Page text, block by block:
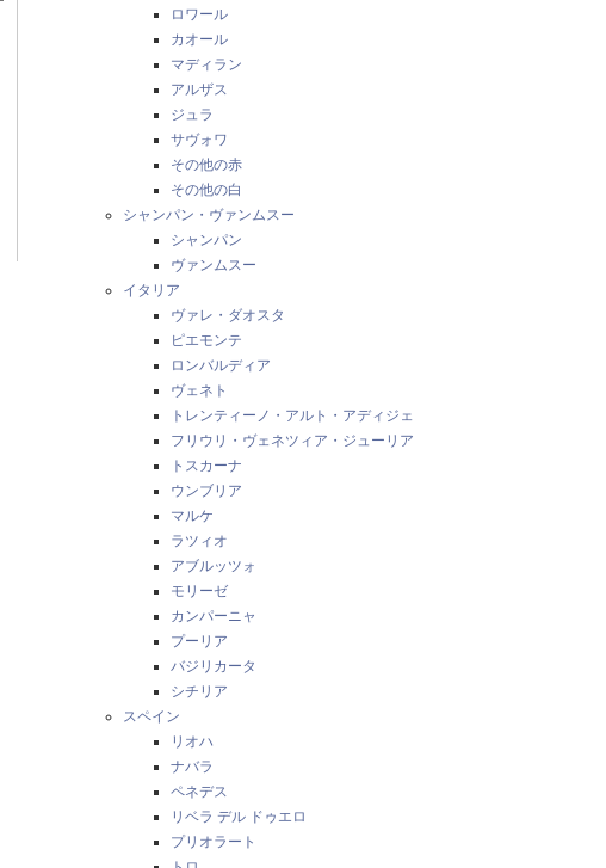
ロワール
カオール
マディラン
アルザス
ジュラ
サヴォワ
その他の赤
その他の白
シャンパン・ヴァンムスー
シャンパン
ヴァンムスー
イタリア
ヴァレ・ダオスタ
ピエモンテ
ロンバルディア
ヴェネト
トレンティーノ・アルト・アディジェ
フリウリ・ヴェネツィア・ジューリア
トスカーナ
ウンブリア
マルケ
ラツィオ
アブルッツォ
モリーゼ
カンパーニャ
プーリア
バジリカータ
シチリア
スペイン
リオハ
ナバラ
ペネデス
リベラ デル ドゥエロ
プリオラート